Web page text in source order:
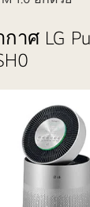
าศ LG